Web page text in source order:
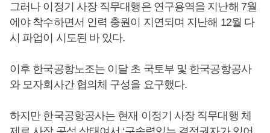
그러나 이정기 사장 직무대행은 연구용역을 지난해 7월
에야 착수하면서 인력 충원이 지연되며 지난해 12월 다
시 파업이 시도된 바 있다.
이후 한국공항노조는 이달 초 국토부 및 한국공항공사
와 모자회사간 협의체 구성을 요구했다.
하지만 한국공항공사는 현재 이정기 사장 직무대행 체